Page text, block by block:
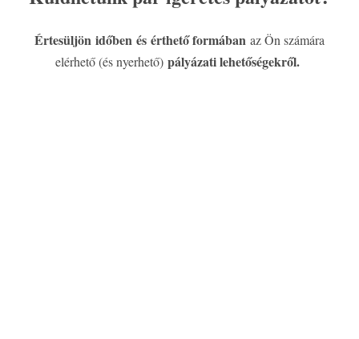
Értesüljön időben és érthető formában az Ön számára
elérhető (és nyerhető) pályázati lehetőségekről.